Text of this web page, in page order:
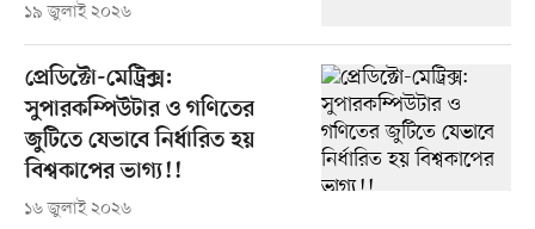
১৯ জুলাই ২০২৬
প্রেডিক্টো-মেট্রিক্স:
সুপারকম্পিউটার ও গণিতের
জুটিতে যেভাবে নির্ধারিত হয়
বিশ্বকাপের ভাগ্য!!
১৬ জুলাই ২০২৬